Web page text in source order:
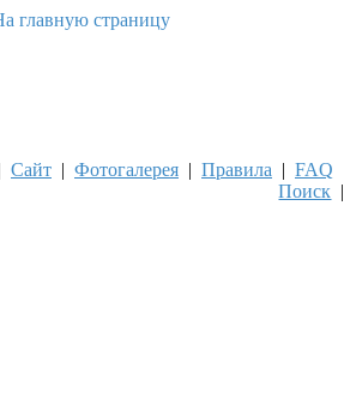
Сайт | Фотогалерея | Правила | FAQ
Поиск